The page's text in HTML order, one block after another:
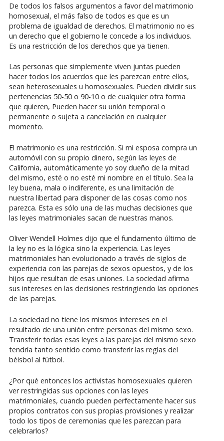
De todos los falsos argumentos a favor del matrimonio
homosexual, el más falso de todos es que es un
problema de igualdad de derechos. El matrimonio no es
un derecho que el gobierno le concede a los individuos.
Es una restricción de los derechos que ya tienen.
Las personas que simplemente viven juntas pueden
hacer todos los acuerdos que les parezcan entre ellos,
sean heterosexuales u homosexuales. Pueden dividir sus
pertenencias 50-50 o 90-10 o de cualquier otra forma
que quieren, Pueden hacer su unión temporal o
permanente o sujeta a cancelación en cualquier
momento.
El matrimonio es una restricción. Si mi esposa compra un
automóvil con su propio dinero, según las leyes de
California, automáticamente yo soy dueño de la mitad
del mismo, esté o no esté mi nombre en el título. Sea la
ley buena, mala o indiferente, es una limitación de
nuestra libertad para disponer de las cosas como nos
parezca. Esta es sólo una de las muchas decisiones que
las leyes matrimoniales sacan de nuestras manos.
Oliver Wendell Holmes dijo que el fundamento último de
la ley no es la lógica sino la experiencia. Las leyes
matrimoniales han evolucionado a través de siglos de
experiencia con las parejas de sexos opuestos, y de los
hijos que resultan de esas uniones. La sociedad afirma
sus intereses en las decisiones restringiendo las opciones
de las parejas.
La sociedad no tiene los mismos intereses en el
resultado de una unión entre personas del mismo sexo.
Transferir todas esas leyes a las parejas del mismo sexo
tendría tanto sentido como transferir las reglas del
béisbol al fútbol.
¿Por qué entonces los activistas homosexuales quieren
ver restringidas sus opciones con las leyes
matrimoniales, cuando pueden perfectamente hacer sus
propios contratos con sus propias provisiones y realizar
todo los tipos de ceremonias que les parezcan para
celebrarlos?